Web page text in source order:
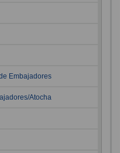
Embajadores
Atocha